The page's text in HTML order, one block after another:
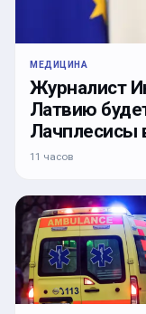
МЕДИЦИНА
Журналист
Латвию
Лачплесисы
11 часов